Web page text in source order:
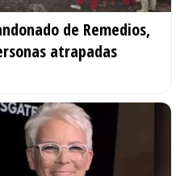
de Remedios,
atrapadas